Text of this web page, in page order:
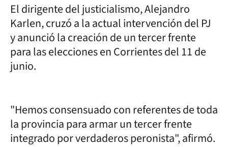
El dirigente del justicialismo, Alejandro
Karlen, cruzó a la actual intervención del PJ
y anunció la creación de un tercer frente
para las elecciones en Corrientes del 11 de
junio.
"Hemos consensuado con referentes de toda
la provincia para armar un tercer frente
integrado por verdaderos peronista", afirmó.